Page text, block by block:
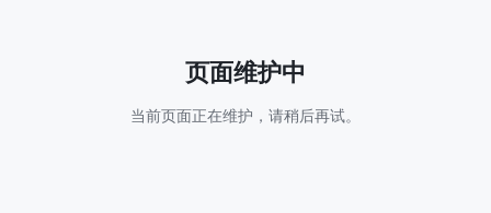
页面维护中
当前页面正在维护，请稍后再试。